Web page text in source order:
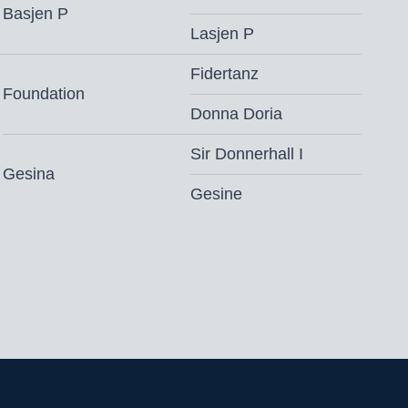
ochtends
Basjen P
Lasjen P
Foundation
Fidertanz
Donna Doria
Gesina
Sir Donnerhall I
Gesine